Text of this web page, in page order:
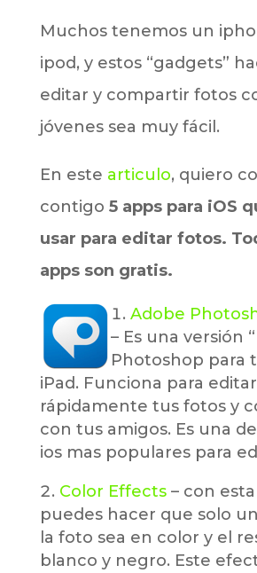
Muchos tenemos un
ipod, y estos “gadgets”
editar y compartir fotos
jóvenes sea muy fácil.
En este articulo, quiero
contigo 5 apps para iOS
usar para editar fotos.
apps son gratis.
Adobe
– Es una versión
Photoshop para
iPad. Funciona para editar
rápidamente tus fotos y
con tus amigos. Es una
ios mas populares para
Color Effects– con
puedes hacer que solo
la foto sea en color y el
blanco y negro. Este